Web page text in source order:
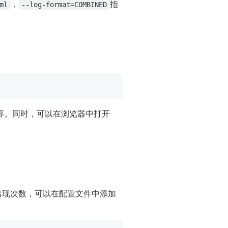
， --log-format=COMBINED 指
。同时，可以在浏览器中打开
次数，可以在配置文件中添加